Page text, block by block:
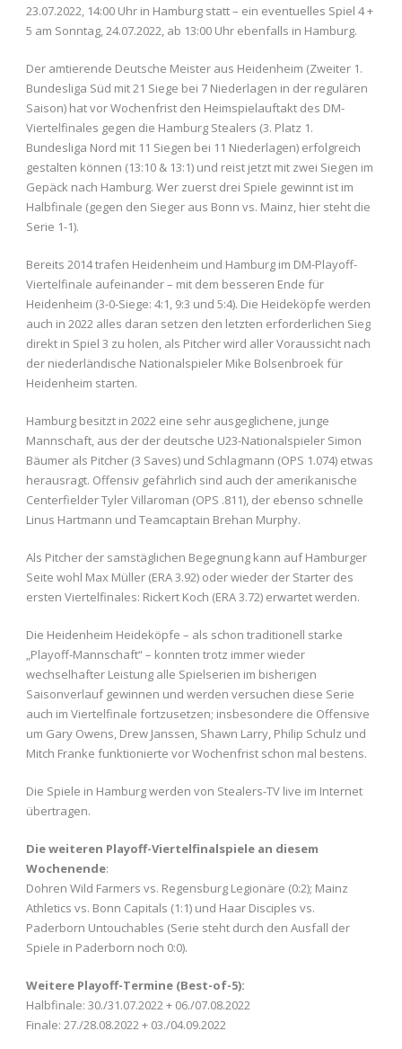
23.07.2022, 14:00 Uhr in Hamburg statt – ein eventuelles Spiel 4 +
5 am Sonntag, 24.07.2022, ab 13:00 Uhr ebenfalls in Hamburg.
Der amtierende Deutsche Meister aus Heidenheim (Zweiter 1.
Bundesliga Süd mit 21 Siege bei 7 Niederlagen in der regulären
Saison) hat vor Wochenfrist den Heimspielauftakt des DM-
Viertelfinales gegen die Hamburg Stealers (3. Platz 1.
Bundesliga Nord mit 11 Siegen bei 11 Niederlagen) erfolgreich
gestalten können (13:10 & 13:1) und reist jetzt mit zwei Siegen im
Gepäck nach Hamburg. Wer zuerst drei Spiele gewinnt ist im
Halbfinale (gegen den Sieger aus Bonn vs. Mainz, hier steht die
Serie 1-1).
Bereits 2014 trafen Heidenheim und Hamburg im DM-Playoff-
Viertelfinale aufeinander – mit dem besseren Ende für
Heidenheim (3-0-Siege: 4:1, 9:3 und 5:4). Die Heideköpfe werden
auch in 2022 alles daran setzen den letzten erforderlichen Sieg
direkt in Spiel 3 zu holen, als Pitcher wird aller Voraussicht nach
der niederländische Nationalspieler Mike Bolsenbroek für
Heidenheim starten.
Hamburg besitzt in 2022 eine sehr ausgeglichene, junge
Mannschaft, aus der der deutsche U23-Nationalspieler Simon
Bäumer als Pitcher (3 Saves) und Schlagmann (OPS 1.074) etwas
herausragt. Offensiv gefährlich sind auch der amerikanische
Centerfielder Tyler Villaroman (OPS .811), der ebenso schnelle
Linus Hartmann und Teamcaptain Brehan Murphy.
Als Pitcher der samstäglichen Begegnung kann auf Hamburger
Seite wohl Max Müller (ERA 3.92) oder wieder der Starter des
ersten Viertelfinales: Rickert Koch (ERA 3.72) erwartet werden.
Die Heidenheim Heideköpfe – als schon traditionell starke
„Playoff-Mannschaft“ – konnten trotz immer wieder
wechselhafter Leistung alle Spielserien im bisherigen
Saisonverlauf gewinnen und werden versuchen diese Serie
auch im Viertelfinale fortzusetzen; insbesondere die Offensive
um Gary Owens, Drew Janssen, Shawn Larry, Philip Schulz und
Mitch Franke funktionierte vor Wochenfrist schon mal bestens.
Die Spiele in Hamburg werden von Stealers-TV live im Internet
übertragen.
Die weiteren Playoff-Viertelfinalspiele an diesem
Wochenende:
Dohren Wild Farmers vs. Regensburg Legionäre (0:2); Mainz
Athletics vs. Bonn Capitals (1:1) und Haar Disciples vs.
Paderborn Untouchables (Serie steht durch den Ausfall der
Spiele in Paderborn noch 0:0).
Weitere Playoff-Termine (Best-of-5):
Halbfinale: 30./31.07.2022 + 06./07.08.2022
Finale: 27./28.08.2022 + 03./04.09.2022